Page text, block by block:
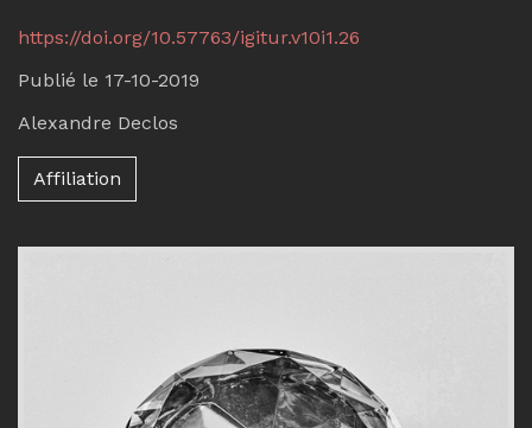
https://doi.org/10.57763/igitur.v10i1.26
Publié le 17-10-2019
Alexandre Declos
Affiliation